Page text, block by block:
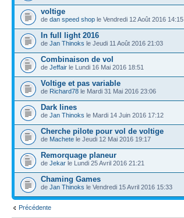
voltige
de dan speed shop le Vendredi 12 Août 2016 14:15
In full light 2016
de Jan Thinoks le Jeudi 11 Août 2016 21:03
Combinaison de vol
de Jeffair le Lundi 16 Mai 2016 18:51
Voltige et pas variable
de Richard78 le Mardi 31 Mai 2016 23:06
Dark lines
de Jan Thinoks le Mardi 14 Juin 2016 17:12
Cherche pilote pour vol de voltige
de Machete le Jeudi 12 Mai 2016 19:17
Remorquage planeur
de Jekar le Lundi 25 Avril 2016 21:21
Chaming Games
de Jan Thinoks le Vendredi 15 Avril 2016 15:33
Précédente